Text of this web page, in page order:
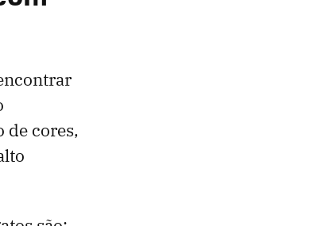
de cores,